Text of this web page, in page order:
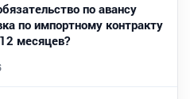
по авансу
по импортному контракту
месяцев?